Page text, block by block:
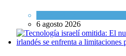
6 agosto 2026